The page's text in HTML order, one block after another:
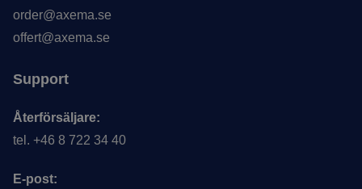
order@axema.se
offert@axema.se
Support
Återförsäljare:
tel. +46 8 722 34 40
E-post: